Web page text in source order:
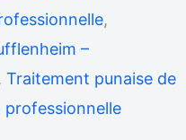
,
–
, Traitement punaise de